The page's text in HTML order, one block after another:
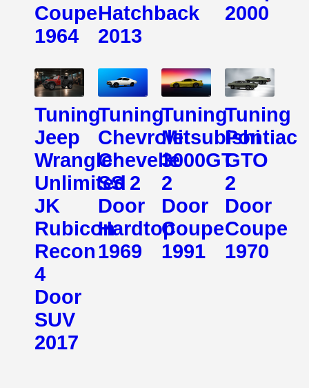
Coupe
1964
Hatchback
2013
2000
Tuning
Jeep
Wrangler
Unlimited
JK
Rubicon
Recon
4
Door
SUV
2017
Tuning
Chevrolet
Chevelle
SS 2
Door
Hardtop
1969
Tuning
Mitsubishi
3000GT
2
Door
Coupe
1991
Tuning
Pontiac
GTO
2
Door
Coupe
1970